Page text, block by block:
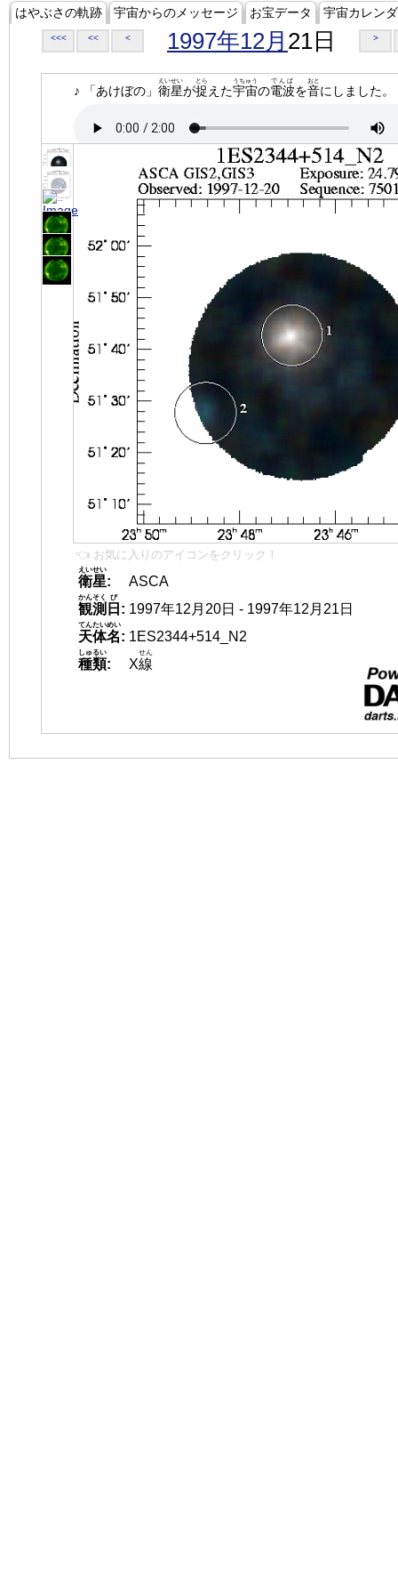
はやぶさの軌跡 宇宙からのメッセージ お宝データ 宇宙カレン
<<< << < 1997年12月 21日 >
♪ 「あけぼの」 衛星
えいせい
が捉
とら
えた宇宙
うちゅう
の電波
でんぱ
を音
おと
にしました。
👈 お気に入りのアイコンをクリック！
衛星
えいせい
:
ASCA
観測
かんそく
日
び
: 1997年12月20日 - 1997年12月21日
天体名
てんたいめい
: 1ES2344+514_N2
種類
しゅるい
: X線
せん